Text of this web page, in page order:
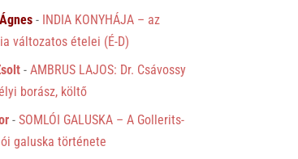
- INDIA KONYHÁJA – az
változatos ételei (É-D)
-AMBRUS LAJOS: Dr. Csávossy
borász, költő
-SOMLÓI GALUSKA – A Gollerits-
galuska története